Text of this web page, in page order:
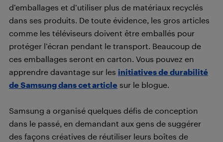
d’emballages et d’utiliser plus de matériaux recyclés
dans ses produits. De toute évidence, les gros articles
comme les téléviseurs doivent être emballés pour
protéger l’écran pendant le transport. Beaucoup de
ces emballages seront en carton. Vous pouvez en
apprendre davantage sur les initiatives de durabilité
de Samsung dans cet article sur le blogue.
Samsung a organisé quelques défis de conception
dans le passé, en demandant aux gens de suggérer
des façons créatives de réutiliser leurs boîtes de